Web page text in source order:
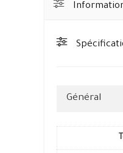
Général